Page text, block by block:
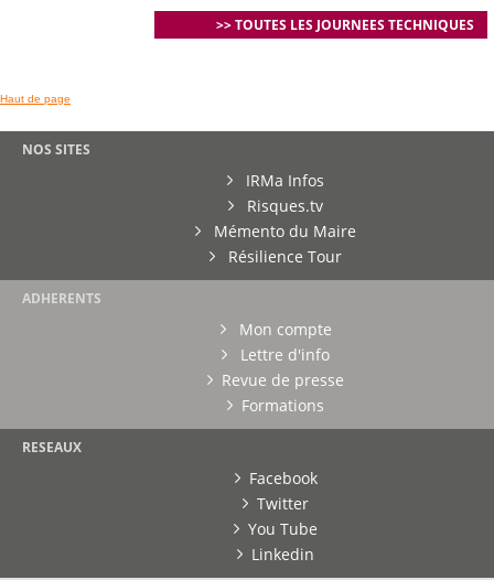
>> TOUTES LES JOURNEES TECHNIQUES
Haut de page
NOS SITES
IRMa Infos
Risques.tv
Mémento du Maire
Résilience Tour
ADHERENTS
Mon compte
Lettre d'info
Revue de presse
Formations
RESEAUX
Facebook
Twitter
You Tube
Linkedin